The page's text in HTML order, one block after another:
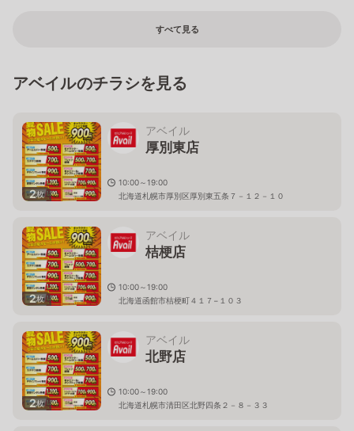
すべて見る
アベイルのチラシを見る
2枚
アベイル
厚別東店
10:00～19:00
北海道札幌市厚別区厚別東五条７－１２－１０
2枚
アベイル
桔梗店
10:00～19:00
北海道函館市桔梗町４１７−１０３
2枚
アベイル
北野店
10:00～19:00
北海道札幌市清田区北野四条２－８－３３